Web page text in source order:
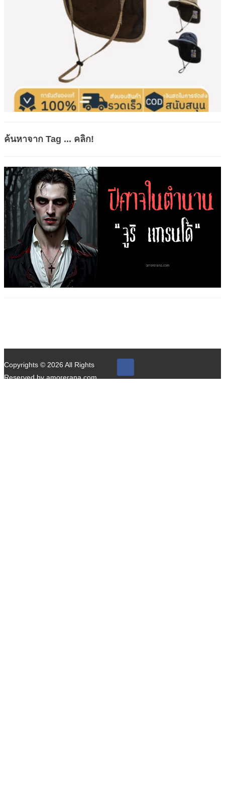
ค้นหาจาก Tag ... คลิก!
Copyrights © 2026 All Rights
Reserved by amorerana.com.